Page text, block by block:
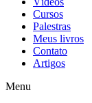
Cursos
Palestras
Meus livros
Contato
Artigos
Menu